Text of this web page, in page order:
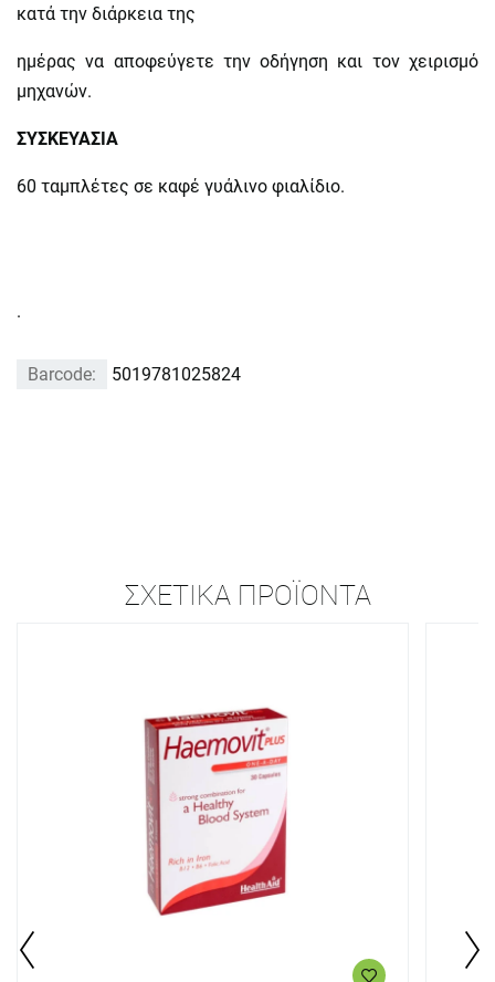
κατά την διάρκεια της
ημέρας να αποφεύγετε την οδήγηση και τον χειρισμό
μηχανών.
ΣΥΣΚΕΥΑΣΙΑ
60 ταμπλέτες σε καφέ γυάλινο φιαλίδιο.
.
Barcode: 5019781025824
ΣΧΕΤΙΚΆ ΠΡΟΪΌΝΤΑ